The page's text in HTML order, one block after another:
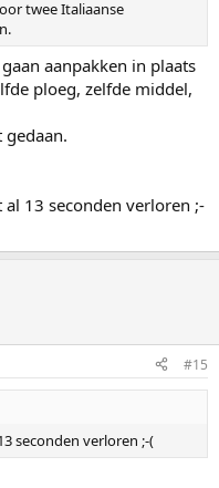
twee Italiaanse
aanpakken in plaats
ploeg, zelfde middel,
13 seconden verloren ;-
#15
seconden verloren ;-(